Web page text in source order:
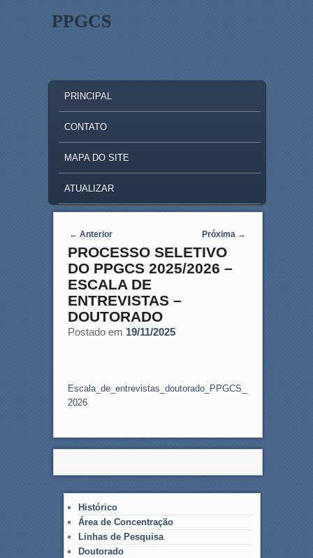
PPGCS
SKIP TO PRIMARY CONTENT
SKIP TO SECONDARY CONTENT
PRINCIPAL
CONTATO
MAPA DO SITE
ATUALIZAR
Post navigation
← Anterior Próxima →
PROCESSO SELETIVO
DO PPGCS 2025/2026 –
ESCALA DE
ENTREVISTAS –
DOUTORADO
Postado em 19/11/2025
Escala_de_entrevistas_doutorado_PPGCS_
2026
Histórico
Área de Concentração
Linhas de Pesquisa
Doutorado